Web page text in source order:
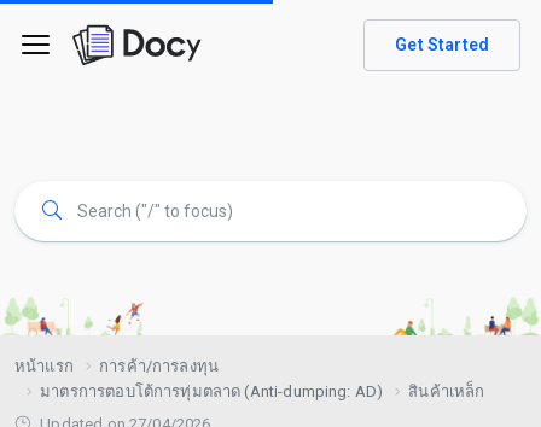
Get Started
หน้าแรก
การค้า/การลงทุน
มาตรการตอบโต้การทุ่มตลาด (Anti-dumping: AD)
สินค้าเหล็ก